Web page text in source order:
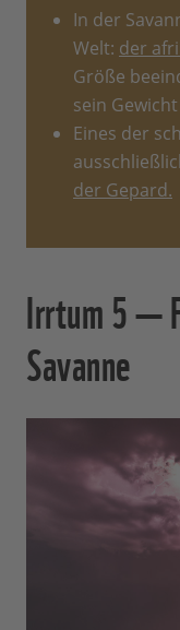
In der
Welt: der
Größe
sein
Eines der
der Gepard.
Irrtum 5 —
Savanne